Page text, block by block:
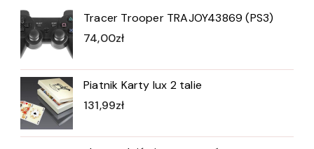
Tracer Trooper TRAJOY43869 (PS3)
74,00zł
Piatnik Karty lux 2 talie
131,99zł